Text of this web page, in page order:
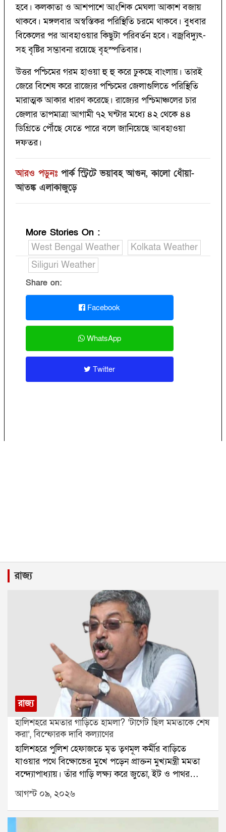
হবে। কলকাতা ও আশপাশে আংশিক মেঘলা আকাশ বজায়
থাকবে। মঙ্গলবার অস্বস্তিকর পরিস্থিতি চরমে থাকবে। বুধবার
বিকেলের পর আবহাওয়ার কিছুটা পরিবর্তন হবে। বজ্রবিদ্যুৎ-
সহ বৃষ্টির সম্ভাবনা রয়েছে বৃহস্পতিবার।
উত্তর পশ্চিমের গরম হাওয়া হু হু করে ঢুকছে বাংলায়। তারই
জেরে বিশেষ করে রাজ্যের পশ্চিমের জেলাগুলিতে পরিস্থিতি
মারাত্মক আকার ধারণ করেছে। রাজ্যের পশ্চিমাঞ্চলের চার
জেলার তাপমাত্রা আগামী ৭২ ঘন্টার মধ্যে ৪২ থেকে ৪৪
ডিগ্রিতে পৌঁছে যেতে পারে বলে জানিয়েছে আবহাওয়া
দফতর।
আরও পড়ুনঃ পার্ক স্ট্রিটে ভয়াবহ আগুন, কালো ধোঁয়া-
আতঙ্ক এলাকাজুড়ে
More Stories On :
West Bengal Weather
Kolkata Weather
Siliguri Weather
Share on:
Facebook
WhatsApp
Twitter
রাজ্য
রাজ্য
হালিশহরে মমতার গাড়িতে হামলা? ‘টার্গেট ছিল মমতাকে শেষ
করা’, বিস্ফোরক দাবি কল্যাণের
হালিশহরে পুলিশ হেফাজতে মৃত তৃণমূল কর্মীর বাড়িতে
যাওয়ার পথে বিক্ষোভের মুখে পড়েন প্রাক্তন মুখ্যমন্ত্রী মমতা
বন্দ্যোপাধ্যায়। তাঁর গাড়ি লক্ষ্য করে জুতো, ইট ও পাথর
ছোড়ার অভিযোগ উঠেছে। ঘটনাকে কেন্দ্র করে রাজনৈতিক
উত্তেজনা ছড়িয়েছে এলাকায়।মমতার সঙ্গে এদিন ছিলেন
তৃণমূলের সাংসদ দোলা সেন এবং কল্যাণ বন্দ্যোপাধ্যায়।
আগস্ট ০৯, ২০২৬